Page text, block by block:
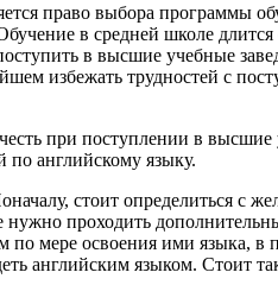
право выбора программы
в средней школе
в высшие учебные
избежать трудностей с
при поступлении в
по английскому языку.
стоит определиться с
проходить
по мере освоения ими
английским языком. Стоит